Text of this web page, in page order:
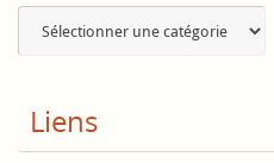
Liens